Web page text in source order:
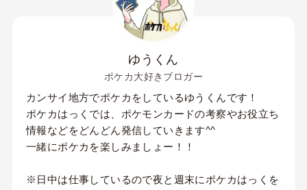
ゆうくん
ポケカ大好きブロガー
カンサイ地方でポケカをしているゆうくんです！
ポケカはっくでは、ポケモンカードの考察やお役立ち
情報などをどんどん発信していきます^^
一緒にポケカを楽しみましょー！！
※日中は仕事しているので夜と週末にポケカはっくを